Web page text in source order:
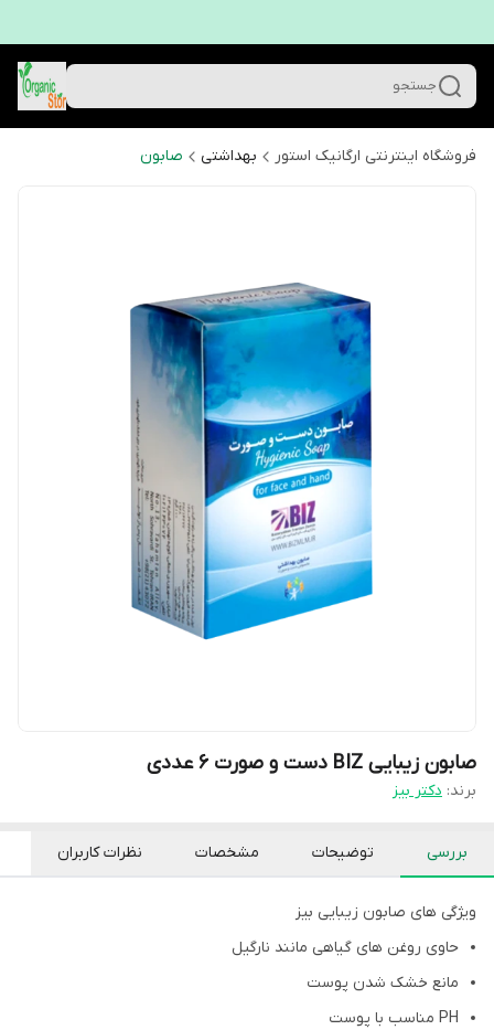
جستجو
فروشگاه اینترنتی ارگانیک استور بهداشتی صابون
صابون زیبایی BIZ دست و صورت 6 عددی
برند: دکتر بیز
بررسی توضیحات مشخصات نظرات کاربران
ویژگی های صابون زیبایی بیز
حاوی روغن های گیاهی مانند نارگیل
مانع خشک شدن پوست
PH مناسب با پوست